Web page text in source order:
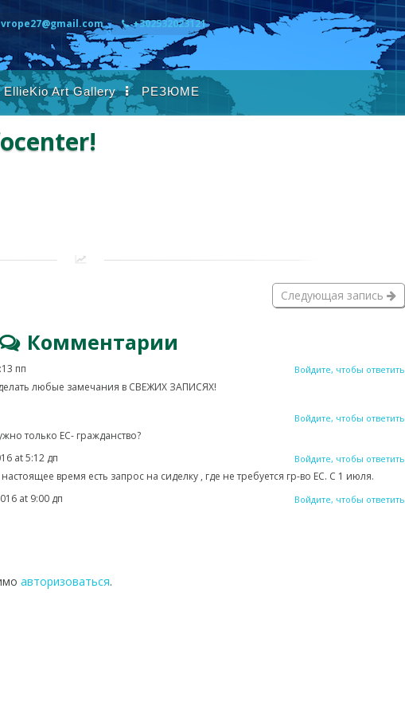
+302532023121
EllieKio Art Gallery
Следующая запись
Комментарии
пп
любые замечания в СВЕЖИХ ЗАПИСЯХ!
Войдите, чтобы ответить
только ЕС- гражданство?
Войдите, чтобы ответить
at 5:12 дп
время есть запрос на сиделку , где не требуется гр-во ЕС. С 1 июля.
Войдите, чтобы ответить
at 9:00 дп Войдите, чтобы ответить
авторизоваться.